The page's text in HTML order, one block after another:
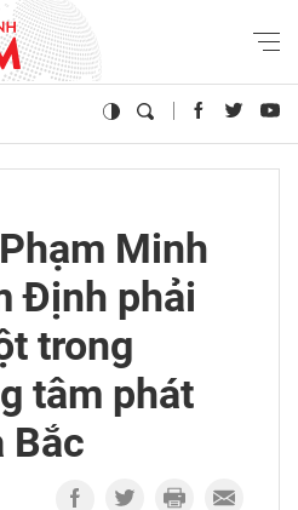
Minh
Định phải
trong
tâm phát
Bắc